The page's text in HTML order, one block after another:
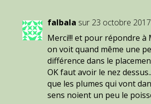
falbala sur 23 octobre
Merci!!! et pour répondre à
on voit quand même une
différence dans le
OK faut avoir le nez
que les plumes qui vont
sens noient un peu le